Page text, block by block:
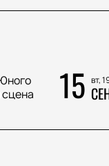
15 вт,